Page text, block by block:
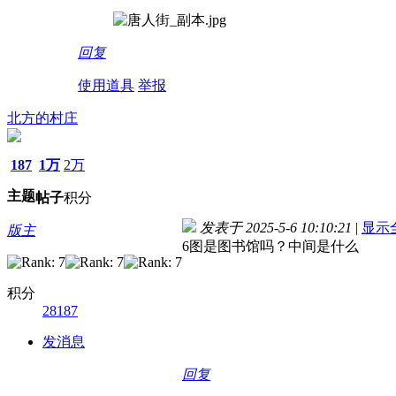
回复
使用道具 举报
北方的村庄
187
主题
1万
帖子
2万
积分
版主
积分
28187
发消息
发表于 2025-5-6 10:10:21 | 显示
6图是图书馆吗？中间是什么
回复